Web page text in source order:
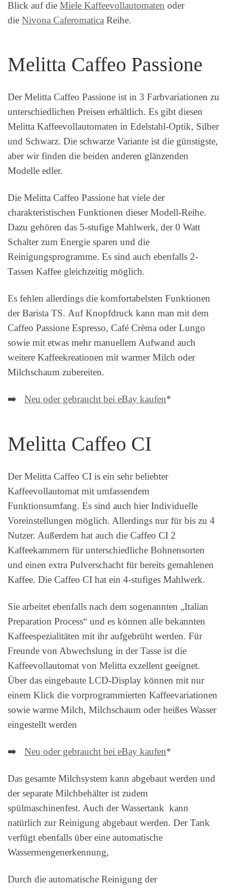
Blick auf die Miele Kaffeevollautomaten oder
die Nivona Caferomatica Reihe.
Melitta Caffeo Passione
Der Melitta Caffeo Passione ist in 3 Farbvariationen zu
unterschiedlichen Preisen erhältlich. Es gibt diesen
Melitta Kaffeevollautomaten in Edelstahl-Optik, Silber
und Schwarz. Die schwarze Variante ist die günstigste,
aber wir finden die beiden anderen glänzenden
Modelle edler.
Die Melitta Caffeo Passione hat viele der
charakteristischen Funktionen dieser Modell-Reihe.
Dazu gehören das 5-stufige Mahlwerk, der 0 Watt
Schalter zum Energie sparen und die
Reinigungsprogramme. Es sind auch ebenfalls 2-
Tassen Kaffee gleichzeitig möglich.
Es fehlen allerdings die komfortabelsten Funktionen
der Barista TS. Auf Knopfdruck kann man mit dem
Caffeo Passione Espresso, Café Crèma oder Lungo
sowie mit etwas mehr manuellem Aufwand auch
weitere Kaffeekreationen mit warmer Milch oder
Milchschaum zubereiten.
➡️ Neu oder gebraucht bei eBay kaufen*
Melitta Caffeo CI
Der Melitta Caffeo CI is ein sehr beliebter
Kaffeevollautomat mit umfassendem
Funktionsumfang. Es sind auch hier Individuelle
Voreinstellungen möglich. Allerdings nur für bis zu 4
Nutzer. Außerdem hat auch die Caffeo CI 2
Kaffeekammern für unterschiedliche Bohnensorten
und einen extra Pulverschacht für bereits gemahlenen
Kaffee. Die Caffeo CI hat ein 4-stufiges Mahlwerk.
Sie arbeitet ebenfalls nach dem sogenannten „Italian
Preparation Process“ und es können alle bekannten
Kaffeespezialitäten mit ihr aufgebrüht werden. Für
Freunde von Abwechslung in der Tasse ist die
Kaffeevollautomat von Melitta exzellent geeignet.
Über das eingebaute LCD-Display können mit nur
einem Klick die vorprogrammierten Kaffeevariationen
sowie warme Milch, Milchschaum oder heißes Wasser
eingestellt werden
➡️ Neu oder gebraucht bei eBay kaufen*
Das gesamte Milchsystem kann abgebaut werden und
der separate Milchbehälter ist zudem
spülmaschinenfest. Auch der Wassertank kann
natürlich zur Reinigung abgebaut werden. Der Tank
verfügt ebenfalls über eine automatische
Wassermengenerkennung,
Durch die automatische Reinigung der